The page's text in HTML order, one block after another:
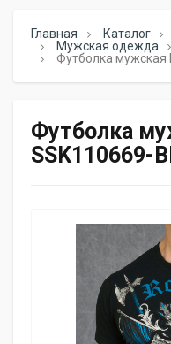
Главная Каталог
Мужская одежда
Футболка мужская
Футболка
SSK110669-